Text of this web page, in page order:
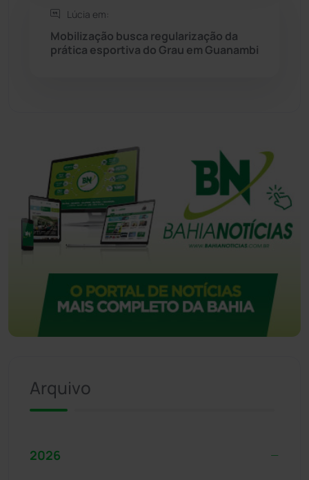
Lúcia em:
Mobilização busca regularização da
prática esportiva do Grau em Guanambi
Arquivo
2026